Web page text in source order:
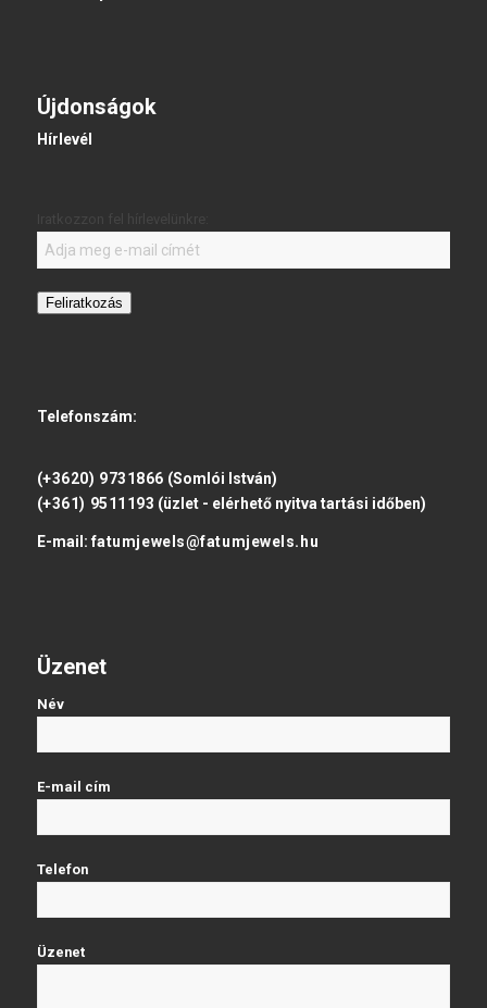
Újdonságok
Hírlevél
Feliratkozás
Telefonszám:
(+3620) 9731866 (Somlói István)
(+361) 9511193 (üzlet - elérhető nyitva tartási időben)
E-mail: fatumjewels@fatumjewels.hu
Üzenet
Név
E-mail cím
Telefon
Üzenet